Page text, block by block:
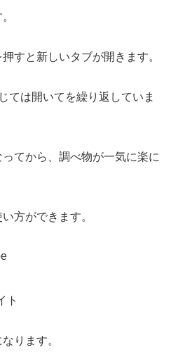
すと新しいタブが開きます。
ては開いてを繰り返していま
てから、調べ物が一気に楽に
方ができます。
ト
ります。